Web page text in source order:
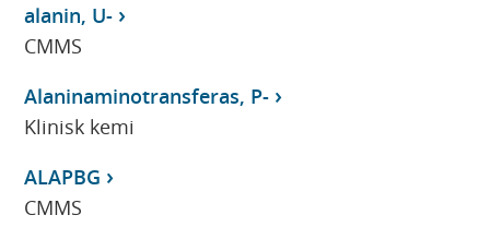
alanin, U-
CMMS
Alaninaminotransferas, P-
Klinisk kemi
ALAPBG
CMMS